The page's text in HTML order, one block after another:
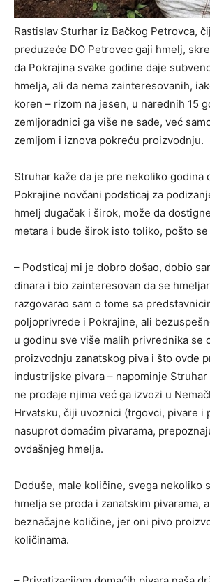
Rastislav Sturhar iz Bačkog Petrovca,
preduzeće DO Petrovec gaji hmelj,
da Pokrajina svake godine daje
hmelja, ali da nema zainteresovanih,
koren – rizom na jesen, u narednih 15
zemljoradnici ga više ne sade, već
zemljom i iznova pokreću proizvodnju.
Struhar kaže da je pre nekoliko godina
Pokrajine novčani podsticaj za
hmelj dugačak i širok, može da
metara i bude širok isto toliko, pošto se
– Podsticaj mi je dobro došao, dobio
dinara i bio zainteresovan da se
razgovarao sam o tome sa
poljoprivrede i Pokrajine, ali
u godinu sve više malih privrednika se
proizvodnju zanatskog piva i što ovde
industrijske pivara – napominje
ne prodaje njima već ga izvozi u
Hrvatsku, čiji uvoznici (trgovci, pivare i
nasuprot domaćim pivarama,
ovdašnjeg hmelja.
Doduše, male količine, svega nekoliko
hmelja se proda i zanatskim pivarama,
beznačajne količine, jer oni pivo
količinama.